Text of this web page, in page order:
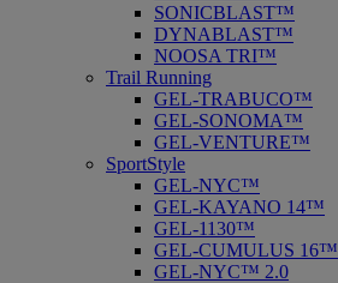
SONICBLAST™
DYNABLAST™
NOOSA TRI™
Trail Running
GEL-TRABUCO™
GEL-SONOMA™
GEL-VENTURE™
SportStyle
GEL-NYC™
GEL-KAYANO 14™
GEL-1130™
GEL-CUMULUS 16™
GEL-NYC™ 2.0